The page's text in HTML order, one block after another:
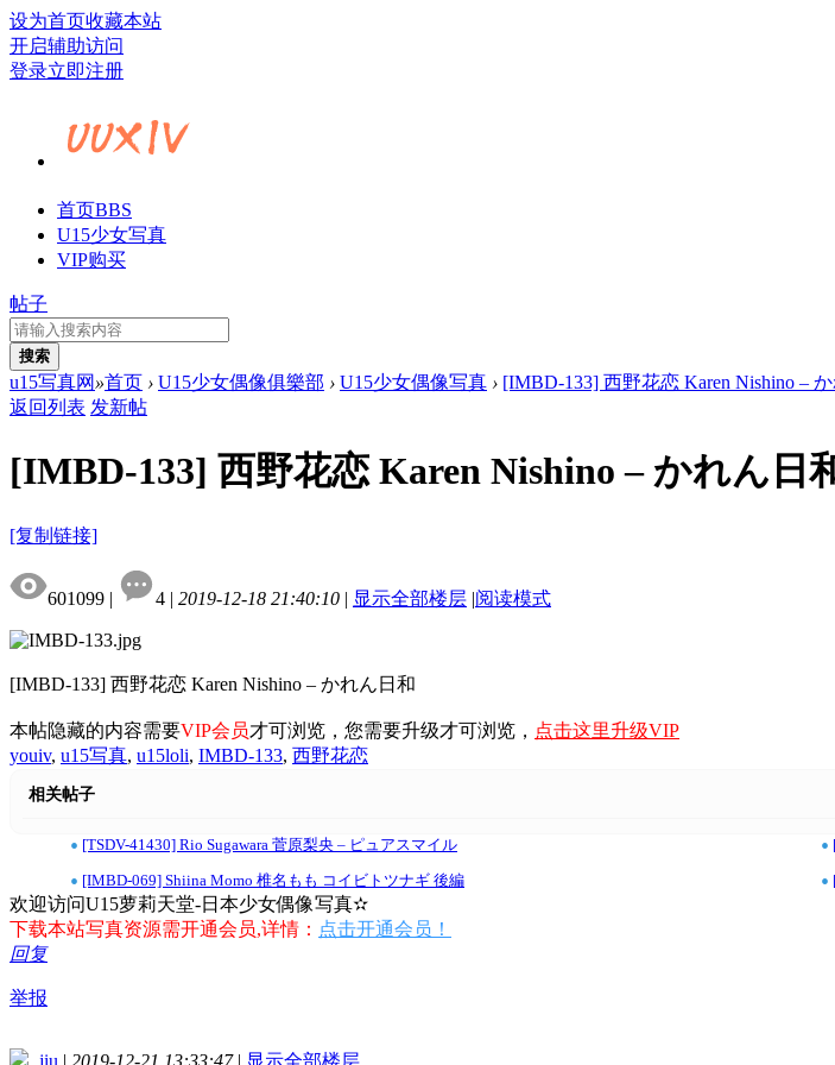
设为首页收藏本站
开启辅助访问
登录立即注册
首页BBS
U15少女写真
VIP购买
帖子
搜索
u15写真网 »首页 › U15少女偶像俱樂部 › U15少女偶像写真 › [IMBD-133] 西野花恋 Karen Nishino –
返回列表 发新帖
[IMBD-133] 西野花恋 Karen Nishino – かれん日
[复制链接]
601099 | 4 | 2019-12-18 21:40:10 | 显示全部楼层 |阅读模式
[IMBD-133] 西野花恋 Karen Nishino – かれん日和
本帖隐藏的内容需要VIP会员才可浏览，您需要升级才可浏览， 点击这里升级VIP
youiv, u15写真, u15loli, IMBD-133, 西野花恋
相关帖子
• [TSDV-41430] Rio Sugawara 菅原梨央 – ピュアスマイル •
• [IMBD-069] Shiina Momo 椎名もも コイビトツナギ 後編 •
欢迎访问U15萝莉天堂-日本少女偶像写真✫
下载本站写真资源需开通会员,详情： 点击开通会员！
回复
举报
jiu | 2019-12-21 13:33:47 | 显示全部楼层